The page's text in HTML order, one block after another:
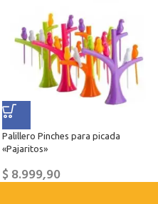
Palillero Pinches para picada
«Pajaritos»
$8.999,90